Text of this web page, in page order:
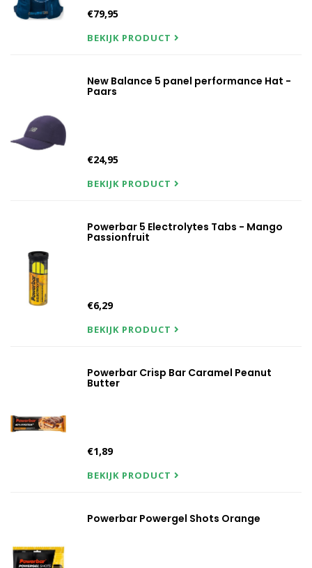
€79,95
BEKIJK PRODUCT
New Balance 5 panel performance Hat -
Paars
€24,95
BEKIJK PRODUCT
Powerbar 5 Electrolytes Tabs - Mango
Passionfruit
€6,29
BEKIJK PRODUCT
Powerbar Crisp Bar Caramel Peanut
Butter
€1,89
BEKIJK PRODUCT
Powerbar Powergel Shots Orange